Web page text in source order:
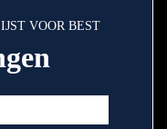
VOOR BEST